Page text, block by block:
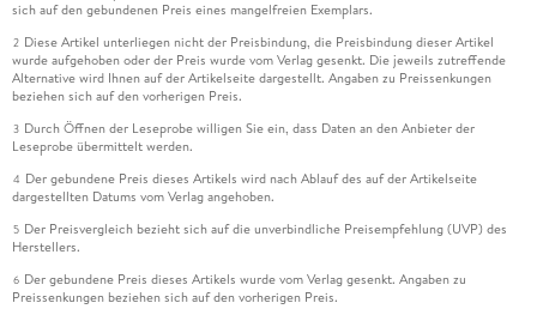
sich auf den gebundenen Preis eines mangelfreien Exemplars.
2 Diese Artikel unterliegen nicht der Preisbindung, die Preisbindung dieser Artikel
wurde aufgehoben oder der Preis wurde vom Verlag gesenkt. Die jeweils zutreffende
Alternative wird Ihnen auf der Artikelseite dargestellt. Angaben zu Preissenkungen
beziehen sich auf den vorherigen Preis.
3 Durch Öffnen der Leseprobe willigen Sie ein, dass Daten an den Anbieter der
Leseprobe übermittelt werden.
4 Der gebundene Preis dieses Artikels wird nach Ablauf des auf der Artikelseite
dargestellten Datums vom Verlag angehoben.
5 Der Preisvergleich bezieht sich auf die unverbindliche Preisempfehlung (UVP) des
Herstellers.
6 Der gebundene Preis dieses Artikels wurde vom Verlag gesenkt. Angaben zu
Preissenkungen beziehen sich auf den vorherigen Preis.